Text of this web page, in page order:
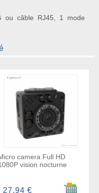
ou câble RJ45, 1 mode
camera Full HD
vision nocturne
Ajouter
27,94 €